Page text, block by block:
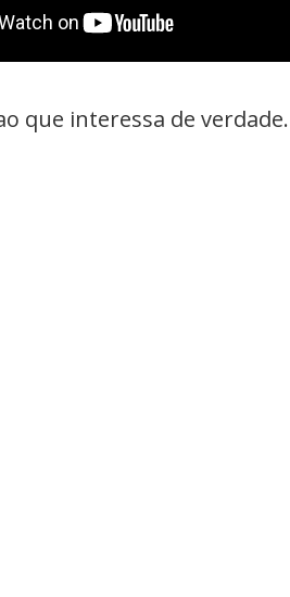
que interessa de verdade.